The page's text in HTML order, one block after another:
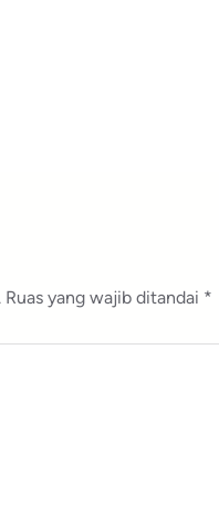
Ruas yang wajib ditandai *